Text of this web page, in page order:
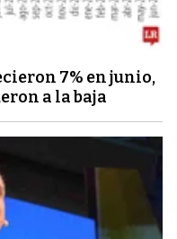
7% en junio,
a la baja